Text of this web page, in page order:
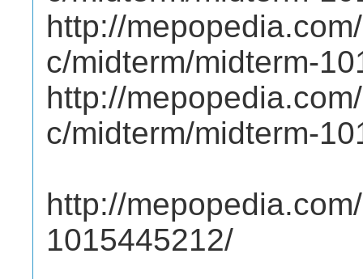
http://
c/midterm/midterm-
http://
c/midterm/midterm-
http://
1015445212/